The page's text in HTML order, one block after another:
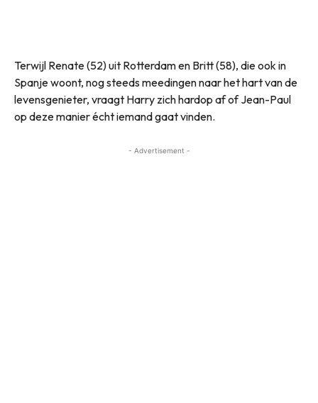
Terwijl Renate (52) uit Rotterdam en Britt (58), die ook in
Spanje woont, nog steeds meedingen naar het hart van de
levensgenieter, vraagt Harry zich hardop af of Jean-Paul
op deze manier écht iemand gaat vinden.
- Advertisement -